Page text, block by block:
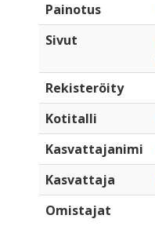
Painotus
Sivut
Rekisteröity
Kotitalli
Kasvattajanimi
Kasvattaja
Omistajat